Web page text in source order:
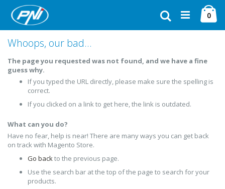
Ugrás
tartalomhoz
0
Keresés
Whoops, our bad...
The page you requested was not found, and we have a fine
guess why.
If you typed the URL directly, please make sure the spelling is
correct.
If you clicked on a link to get here, the link is outdated.
What can you do?
Have no fear, help is near! There are many ways you can get back
on track with Magento Store.
Go back to the previous page.
Use the search bar at the top of the page to search for your
products.